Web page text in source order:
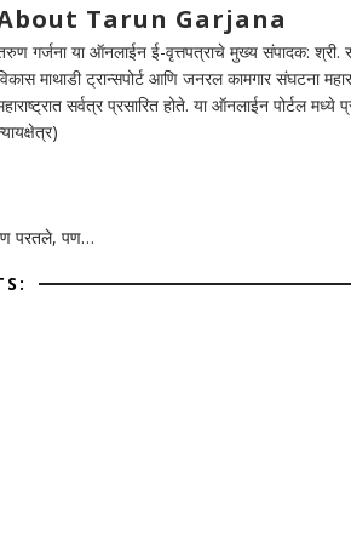
Tarun Garjana
गर्जना या ऑनलाईन ई-वृत्तपत्राचे मुख्य संपादक: श्री.
माथाडी ट्रान्सपोर्ट आणि जनरल कामगार संघटना
सर्वत्र प्रसारित होते. या ऑनलाईन पोर्टल
परतले, पण…